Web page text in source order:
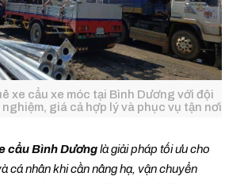
xe cẩu xe móc tại Bình Dương với đội
giá cả hợp lý và phục vụ tận nơi
cẩu Bình Dươnglà giải pháp tối ưu cho
cá nhân khi cần nâng hạ, vận chuyển